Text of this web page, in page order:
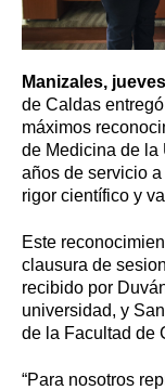
Manizales,
de Caldas
máximos
de Medicina de la
años de servicio
rigor científico y
Este
clausura de
recibido por
universidad, y
de la Facultad de
“Para nosotros